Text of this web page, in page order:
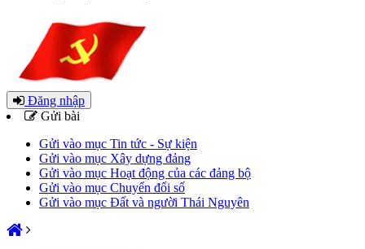
Đăng nhập
Gửi bài
Gửi vào mục Tin tức - Sự kiện
Gửi vào mục Xây dựng đảng
Gửi vào mục Hoạt động của các đảng bộ
Gửi vào mục Chuyển đổi số
Gửi vào mục Đất và người Thái Nguyên